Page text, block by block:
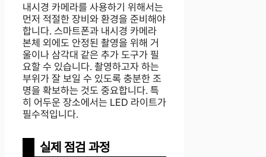
내시경 카메라를 사용하기 위해서는
먼저 적절한 장비와 환경을 준비해야
합니다. 스마트폰과 내시경 카메라
본체 외에도 안정된 촬영을 위해 거
울이나 삼각대 같은 추가 도구가 필
요할 수 있습니다. 촬영하고자 하는
부위가 잘 보일 수 있도록 충분한 조
명을 확보하는 것도 중요합니다. 특
히 어두운 장소에서는 LED 라이트가
필수적입니다.
실제 점검 과정